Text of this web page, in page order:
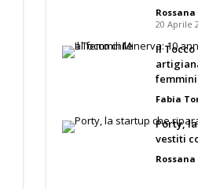
20 Aprile
Il
Fabia
Porty,
vestiti